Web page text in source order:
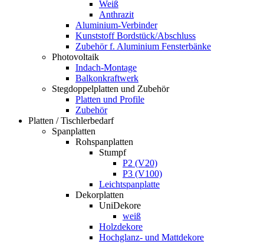
Weiß
Anthrazit
Aluminium-Verbinder
Kunststoff Bordstück/Abschluss
Zubehör f. Aluminium Fensterbänke
Photovoltaik
Indach-Montage
Balkonkraftwerk
Stegdoppelplatten und Zubehör
Platten und Profile
Zubehör
Platten / Tischlerbedarf
Spanplatten
Rohspanplatten
Stumpf
P2 (V20)
P3 (V100)
Leichtspanplatte
Dekorplatten
UniDekore
weiß
Holzdekore
Hochglanz- und Mattdekore